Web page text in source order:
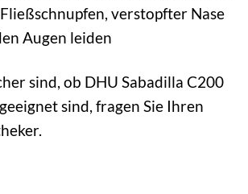
verstopfter Nase
Augen leiden
sind, ob DHU Sabadilla C200
sind, fragen Sie Ihren